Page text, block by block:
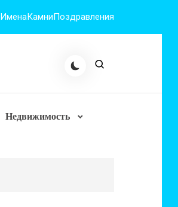
ИменаКамниПоздравления
Недвижимость